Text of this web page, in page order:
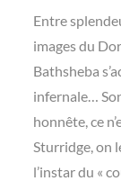
Entre
images du
Bathsheba
infernale…
honnête, ce
Sturridge, on
l’instar du «